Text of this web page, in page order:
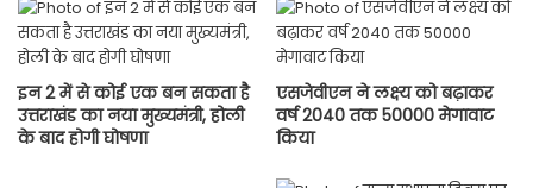
इन 2 में से कोई एक बन सकता है
उत्तराखंड का नया मुख्यमंत्री, होली
के बाद होगी घोषणा
एसजेवीएन ने लक्ष्‍य को बढ़ाकर
वर्ष 2040 तक 50000 मेगावाट
किया